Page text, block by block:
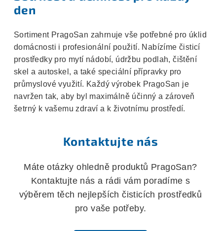
den
Sortiment PragoSan zahrnuje vše potřebné pro úklid
domácnosti i profesionální použití. Nabízíme čisticí
prostředky pro mytí nádobí, údržbu podlah, čištění
skel a autoskel, a také speciální přípravky pro
průmyslové využití. Každý výrobek PragoSan je
navržen tak, aby byl maximálně účinný a zároveň
šetrný k vašemu zdraví a k životnímu prostředí.
Kontaktujte nás
Máte otázky ohledně produktů PragoSan?
Kontaktujte nás a rádi vám poradíme s
výběrem těch nejlepších čisticích prostředků
pro vaše potřeby.